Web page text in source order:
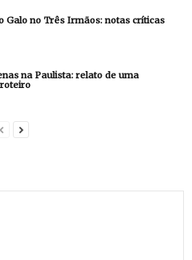
Galo no Três Irmãos: notas críticas
na Paulista: relato de uma